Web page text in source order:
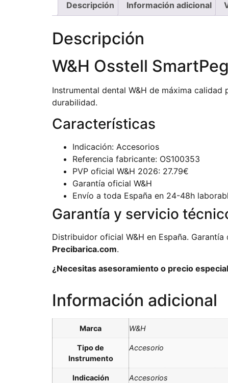
Descripción Información adicional
Descripción
W&H Osstell
Instrumental dental W&H de máxima
durabilidad.
Características
Indicación: Accesorios
Referencia fabricante: OS100353
PVP oficial W&H 2026: 27.79€
Garantía oficial W&H
Envío a toda España en 24-48h
Garantía y servicio
Distribuidor oficial W&H en España.
Precibarica.com.
¿Necesitas asesoramiento o precio
Información adicional
Marca W&H
Tipo de
Instrumento
Accesorio
Indicación Accesorios